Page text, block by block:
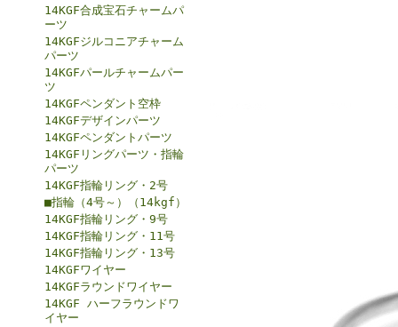
14KGF合成宝石チャームパ
ーツ
14KGFジルコニアチャーム
パーツ
14KGFパールチャームパー
ツ
14KGFペンダント空枠
14KGFデザインパーツ
14KGFペンダントパーツ
14KGFリングパーツ・指輪
パーツ
14KGF指輪リング・2号
■指輪（4号～）（14kgf）
14KGF指輪リング・9号
14KGF指輪リング・11号
14KGF指輪リング・13号
14KGFワイヤー
14KGFラウンドワイヤー
14KGF ハーフラウンドワ
イヤー